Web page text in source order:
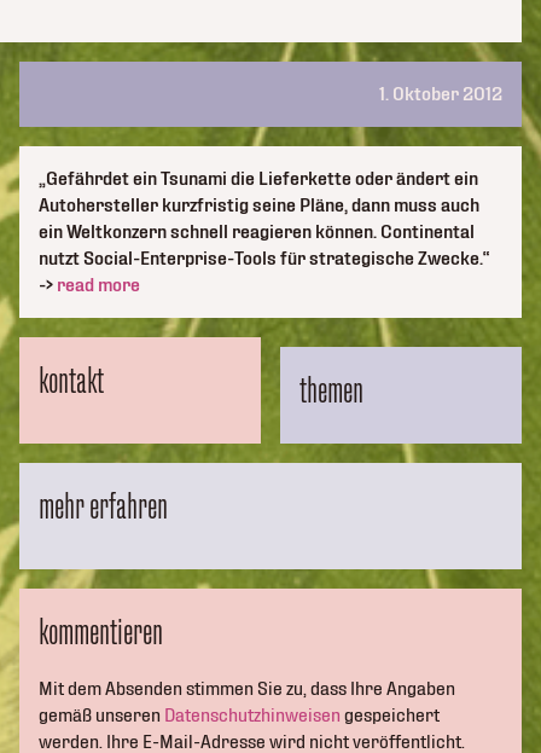
1. Oktober 2012
kontakt
„Gefährdet ein Tsunami die Lieferkette oder ändert ein
Autohersteller kurzfristig seine Pläne, dann muss auch
ein Weltkonzern schnell reagieren können. Continental
nutzt Social-Enterprise-Tools für strategische Zwecke.“
-> read more
themen
mehr erfahren
kommentieren
Mit dem Absenden stimmen Sie zu, dass Ihre Angaben
gemäß unseren Datenschutzhinweisen gespeichert
werden. Ihre E-Mail-Adresse wird nicht veröffentlicht.